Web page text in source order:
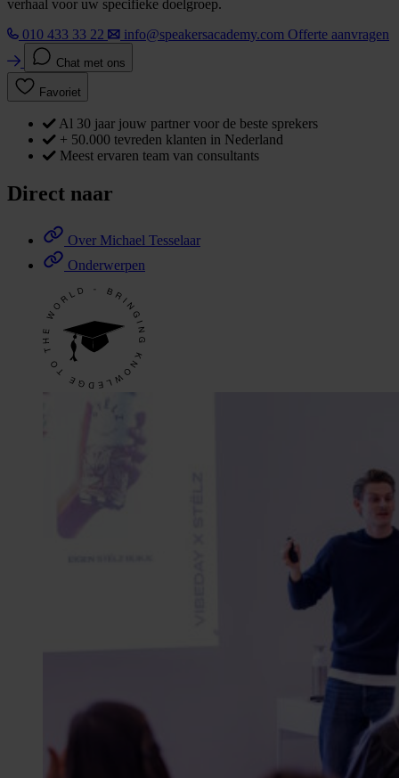
verhaal voor uw specifieke doelgroep.
010 433 33 22
info@speakersacademy.com Offerte aanvragen
Chat met ons
Favoriet
Al 30 jaar jouw partner voor de beste sprekers
+ 50.000 tevreden klanten in Nederland
Meest ervaren team van consultants
Direct naar
Over Michael Tesselaar
Onderwerpen